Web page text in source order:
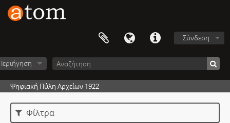
Σύνδεση
Ψηφιακή Πύλη Αρχείων 1922
Φίλτρα